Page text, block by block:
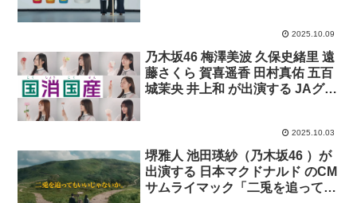
2025.10.09
乃木坂46 梅澤美波 久保史緒里 遠
藤さくら 賀喜遥香 田村真佑 五百
城茉央 井上和 が出演する JAグル
2025.10.03
堺雅人 池田瑛紗（乃木坂46 ）が
出演する 日本マクドナルド のCM
サムライマック「二兎を追っても